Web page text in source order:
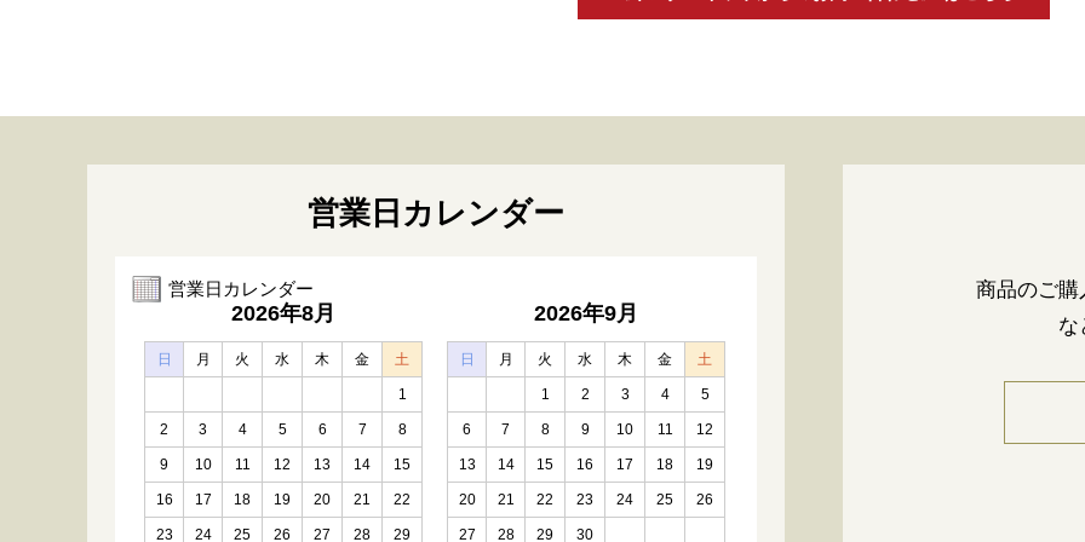
営業日カレンダー
営業日カレンダー
2026年8月
日 月 火 水 木 金 土
1
2 3 4 5 6 7 8
9 10 11 12 13 14 15
16 17 18 19 20 21 22
23 24 25 26 27 28 29
2026年9月
日 月 火 水 木 金 土
1 2 3 4 5
6 7 8 9 10 11 12
13 14 15 16 17 18 19
20 21 22 23 24 25 26
27 28 29 30
商品のご購
な